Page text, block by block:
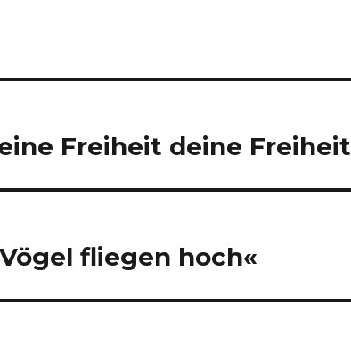
Freiheit deine Freiheit
fliegen hoch«